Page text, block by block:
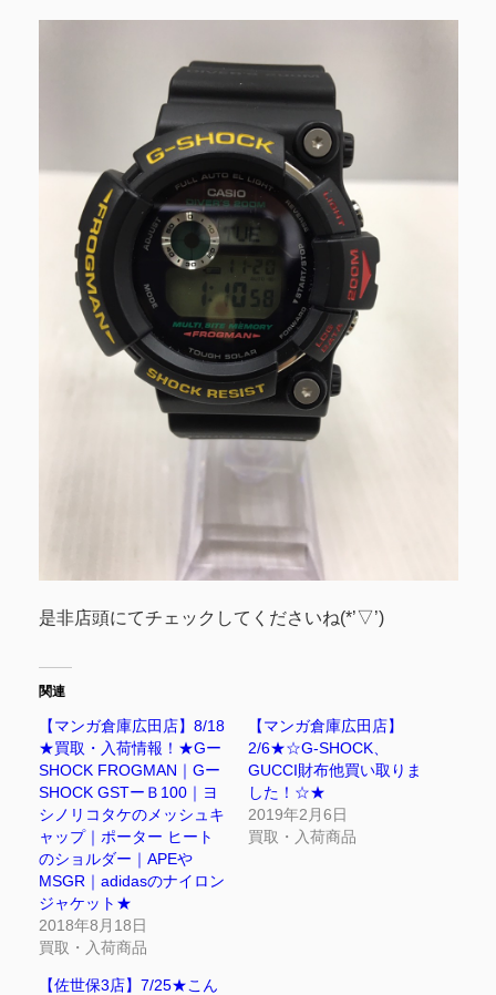
是非店頭にてチェックしてくださいね(*’▽’)
関連
【マンガ倉庫広田店】8/18
★買取・入荷情報！★Gー
SHOCK FROGMAN｜Gー
SHOCK GSTーＢ100｜ヨ
シノリコタケのメッシュキ
ャップ｜ポーター ヒート
のショルダー｜APEや
MSGR｜adidasのナイロン
ジャケット★
2018年8月18日
買取・入荷商品
【マンガ倉庫広田店】
2/6★☆G-SHOCK、
GUCCI財布他買い取りま
した！☆★
2019年2月6日
買取・入荷商品
【佐世保3店】7/25★こん